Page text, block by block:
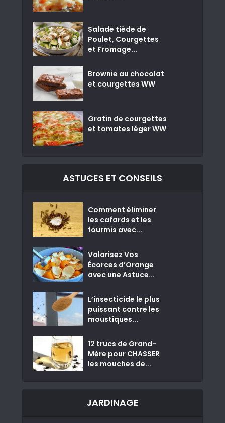
Salade tiède de
Poulet, Courgettes
et Fromage...
Brownie au chocolat
et courgettes WW
Gratin de courgettes
et tomates léger WW
ASTUCES ET CONSEILS
Comment éliminer
les cafards et les
fourmis avec...
Valorisez Vos
Écorces d’Orange
avec une Astuce...
L’insecticide le plus
puissant contre les
moustiques...
12 trucs de Grand-
Mère pour CHASSER
les mouches de...
JARDINAGE